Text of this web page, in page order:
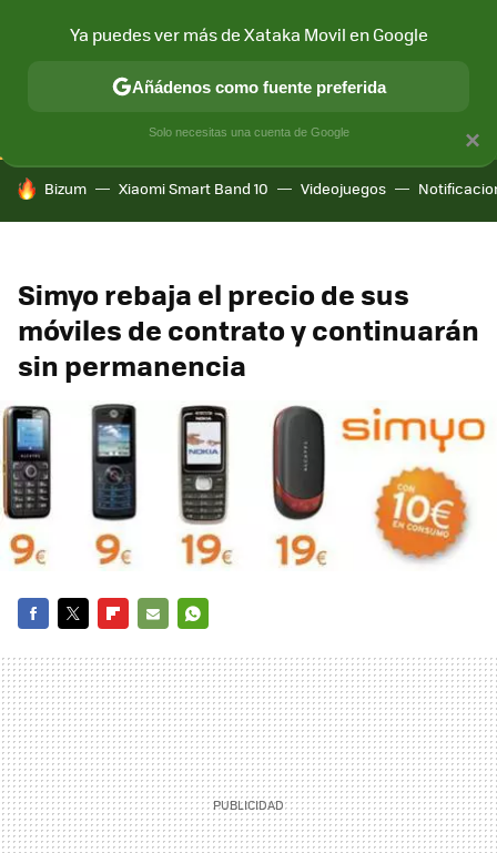
CONECTIVIDAD MÓVIL Y SOCIEDAD APLICACIONES
HOY SE HABLA DE
Bizum Xiaomi Smart Band 10 Videojuegos
Simyo rebaja el precio de sus
móviles de contrato y continuarán
sin permanencia
MAIL
×
Ya puedes ver más de Xataka Movil en Google
Añádenos como fuente preferida
Solo necesitas una cuenta de Google